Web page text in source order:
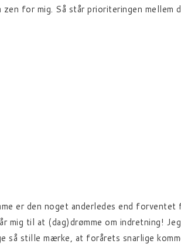
for mig. Så står prioriteringen
er den noget anderledes end
mig til at (dag)drømme om indretning!
så stille mærke, at forårets snarlige